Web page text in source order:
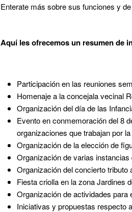
Enterate más sobre sus funciones y
Aquí les ofrecemos un resumen de
Participación en las reuniones
Homenaje a la concejala vecinal
Organización del día de las
Evento en conmemoración del 8
organizaciones que trabajan por
Organización de la elección de
Organización de varias
Organización del concierto tributo
Fiesta criolla en la zona Jardines
Organización de actividades para
Iniciativas y propuestas respecto